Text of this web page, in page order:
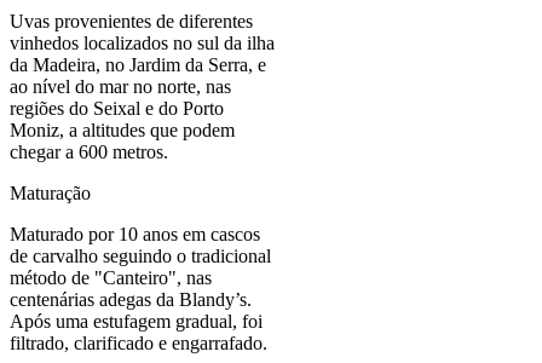
Uvas provenientes de diferentes
vinhedos localizados no sul da ilha
da Madeira, no Jardim da Serra, e
ao nível do mar no norte, nas
regiões do Seixal e do Porto
Moniz, a altitudes que podem
chegar a 600 metros.
Maturação
Maturado por 10 anos em cascos
de carvalho seguindo o tradicional
método de "Canteiro", nas
centenárias adegas da Blandy’s.
Após uma estufagem gradual, foi
filtrado, clarificado e engarrafado.